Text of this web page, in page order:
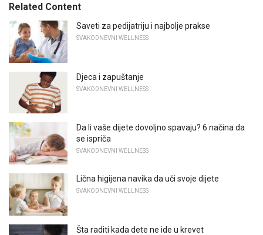
Related Content
Saveti za pedijatriju i najbolje prakse
SVAKODNEVNI WELLNESS
Djeca i zapuštanje
SVAKODNEVNI WELLNESS
Da li vaše dijete dovoljno spavaju? 6 načina da
se ispriča
SVAKODNEVNI WELLNESS
Lična higijena navika da uči svoje dijete
SVAKODNEVNI WELLNESS
Šta raditi kada dete ne ide u krevet